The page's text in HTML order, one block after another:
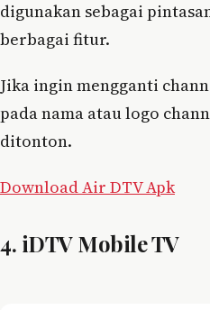
digunakan sebagai
berbagai fitur.
Jika ingin mengganti
pada nama atau logo
ditonton.
Download Air DTV Apk
4. iDTV Mobile TV